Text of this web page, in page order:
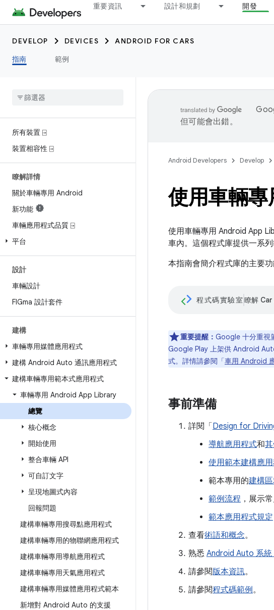
重要資訊 設計和規劃 開發
DEVELOP DEVICES
ANDROID FOR CARS
指南
範例
所有裝置 ⍈
裝置相容性 ⍈
瞭解詳情
關於車輛專用 Android
新功能
車輛應用程式品質 ⍈
平台
設計
車輛設計
FIGma 設計套件
建構
車輛專用媒體應用程式
建構 Android Auto 通訊應用程式
建構車輛專用範本式應用程式
車輛專用 Android App Library
總覽
核心概念
開始使用
整合車輛 API
可自訂文字
呈現地圖式內容
回報問題
建構車輛專用搜尋點應用程式
建構車輛專用的物聯網應用程式
建構車輛專用導航應用程式
建構車輛專用天氣應用程式
建構車輛專用媒體應用程式範本
新增對 Android Auto 的支援
但可能會出錯。
Android Developers Develop
使用車輛
使用車輛專用 Android App
車內。這個程式庫提供一系
本指南會簡介程式庫的主要
程式碼實驗室 瞭解
重要提醒： Google 十分重視
Google Play 上架供 Android
式。詳情請參閱「車用 Android
事前準備
詳閱「 Design for
導航應用程式和
使用範本建構應
範本專用的建構
範例流程 ，展示
範本應用程式規定
查看術語和概念。
熟悉 Android Auto 系統
請參閱版本資訊。
請參閱程式碼範例。